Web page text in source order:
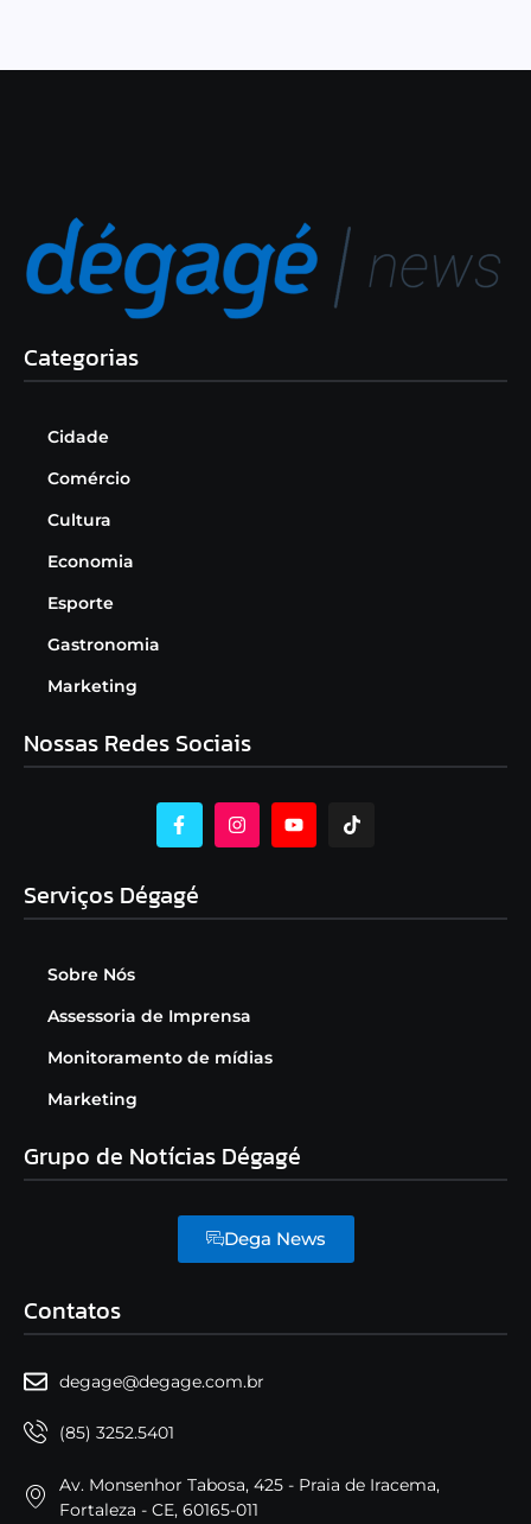
Categorias
Cidade
Comércio
Cultura
Economia
Esporte
Gastronomia
Marketing
Nossas Redes Sociais
Serviços Dégagé
Sobre Nós
Assessoria de Imprensa
Monitoramento de mídias
Marketing
Grupo de Notícias Dégagé
Dega News
Contatos
degage@degage.com.br
(85) 3252.5401
Av. Monsenhor Tabosa, 425 - Praia de Iracema,
Fortaleza - CE, 60165-011